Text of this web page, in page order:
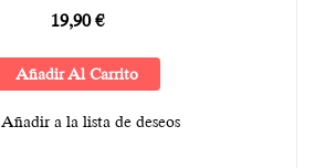
19,90€
Añadir Al Carrito
Añadir a la lista de deseos